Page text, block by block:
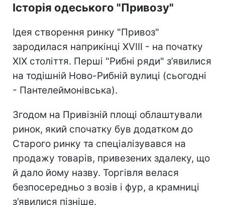
Історія одеського "Привозу"
Ідея створення ринку "Привоз"
зародилася наприкінці XVIII - на початку
XIX століття. Перші "Рибні ряди" з’явилися
на тодішній Ново-Рибній вулиці (сьогодні
- Пантелеймонівська).
Згодом на Привізній площі облаштували
ринок, який спочатку був додатком до
Старого ринку та спеціалізувався на
продажу товарів, привезених здалеку, що
й дало йому назву. Торгівля велася
безпосередньо з возів і фур, а крамниці
з’явилися пізніше.